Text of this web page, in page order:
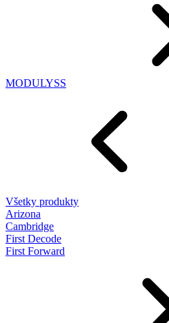
MODULYSS
Všetky produkty
Arizona
Cambridge
First Decode
First Forward